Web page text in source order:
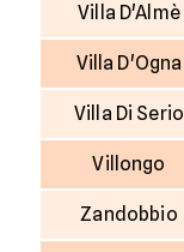
Villa D'Almè
Villa D'Ogna
Villa Di Serio
Villongo
Zandobbio